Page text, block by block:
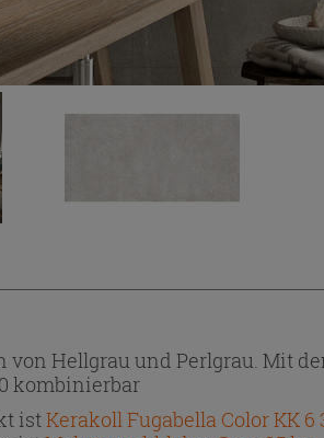
Hellgrau und Perlgrau. Mit
kombinierbar
istKerakoll Fugabella Color KK